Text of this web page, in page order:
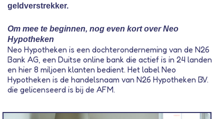
geldverstrekker.
Om mee te beginnen, nog even kort over Neo
Hypotheken
Neo Hypotheken is een dochteronderneming van de N26
Bank AG, een Duitse online bank die actief is in 24 landen
en hier 8 miljoen klanten bedient. Het label Neo
Hypotheken is de handelsnaam van N26 Hypotheken B.V.
die gelicenseerd is bij de AFM.